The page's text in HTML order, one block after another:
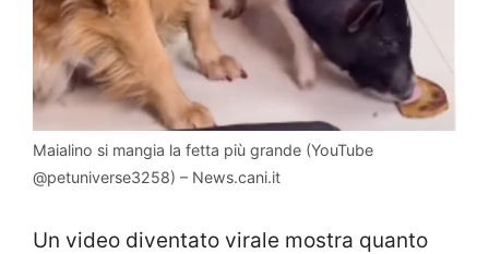
Maialino si mangia la fetta più grande (YouTube
@petuniverse3258) – News.cani.it
Un video diventato virale mostra quanto